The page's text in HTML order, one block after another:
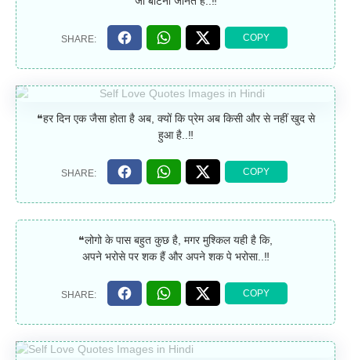
❝हर दिन एक जैसा होता है अब, क्यों कि प्रेम अब किसी और से नहीं खुद से
हुआ है..‼
❝लोगो के पास बहुत कुछ है, मगर मुश्किल यही है कि,
अपने भरोसे पर शक हैं और अपने शक पे भरोसा..‼